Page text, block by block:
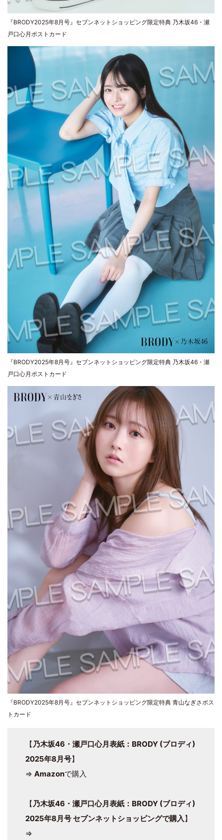
『BRODY2025年8月号』セブンネットショッピング限定特典 乃木坂46・瀬
戸口心月ポストカード
『BRODY2025年8月号』セブンネットショッピング限定特典 乃木坂46・瀬
戸口心月ポストカード
『BRODY2025年8月号』セブンネットショッピング限定特典 青山なぎさポス
トカード
【乃木坂46・瀬戸口心月表紙：BRODY (ブロディ)
2025年8月号】
⇒ Amazonで購入
【乃木坂46・瀬戸口心月表紙：BRODY (ブロディ)
2025年8月号 セブンネットショッピングで購入】
⇒